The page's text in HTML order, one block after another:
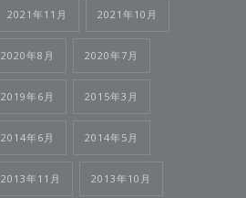
2021年11月 2021年10月
2020年8月 2020年7月
2019年6月 2015年3月
2014年6月 2014年5月
2013年11月 2013年10月